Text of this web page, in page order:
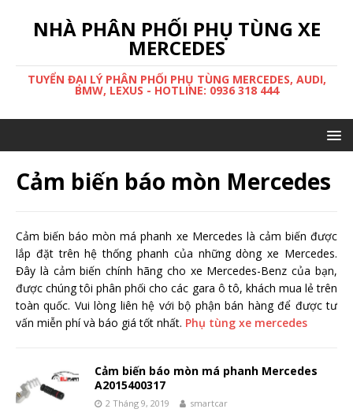
NHÀ PHÂN PHỐI PHỤ TÙNG XE
MERCEDES
TUYỂN ĐẠI LÝ PHÂN PHỐI PHỤ TÙNG MERCEDES, AUDI,
BMW, LEXUS - HOTLINE: 0936 318 444
Cảm biến báo mòn Mercedes
Cảm biến báo mòn má phanh xe Mercedes là cảm biến được
lắp đặt trên hệ thống phanh của những dòng xe Mercedes.
Đây là cảm biến chính hãng cho xe Mercedes-Benz của bạn,
được chúng tôi phân phối cho các gara ô tô, khách mua lẻ trên
toàn quốc. Vui lòng liên hệ với bộ phận bán hàng để được tư
vấn miễn phí và báo giá tốt nhất. Phụ tùng xe mercedes
Cảm biến báo mòn má phanh Mercedes
A2015400317
2 Tháng 9, 2019 smartcar